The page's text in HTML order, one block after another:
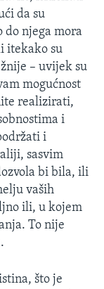
da su
do njega mora
itekako su
– uvijek su
mogućnost
realizirati,
i
i
sasvim
bi bila, ili
vaših
ili, u kojem
To nije
što je